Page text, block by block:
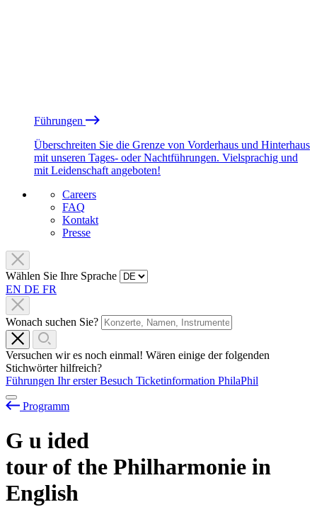
Führungen
Überschreiten Sie die Grenze von Vorderhaus und Hinterhaus
mit unseren Tages- oder Nachtführungen. Vielsprachig und
mit Leidenschaft angeboten!
Careers
FAQ
Kontakt
Presse
Wählen Sie Ihre Sprache
EN DE FR
Wonach suchen Sie?
Versuchen wir es noch einmal! Wären einige der folgenden
Stichwörter hilfreich?
Führungen Ihr erster Besuch Ticketinformation PhilaPhil
Programm
G u ided
tour of the Philharmonie in
English